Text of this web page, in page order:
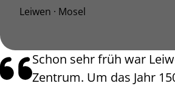
Leiwen · Mosel
Schon sehr früh war
Zentrum. Um das Jahr